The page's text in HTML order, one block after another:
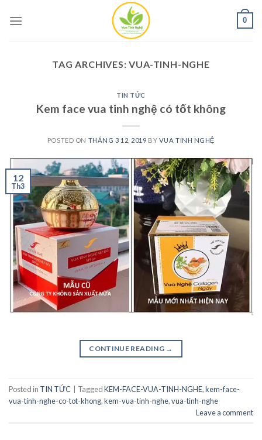
0
TAG ARCHIVES:VUA-TINH-NGHE
TIN TỨC
Kem face vua tinh nghệ có tốt không
POSTED ON THÁNG 3 12, 2019 BY VUA TINH NGHỆ
12
Th3
CONTINUE READING →
Posted in TIN TỨC TaggedKEM-FACE-VUA-TINH-NGHE,kem-face-
vua-tinh-nghe-co-tot-khong,kem-vua-tinh-nghe,vua-tinh-nghe
Leave a comment